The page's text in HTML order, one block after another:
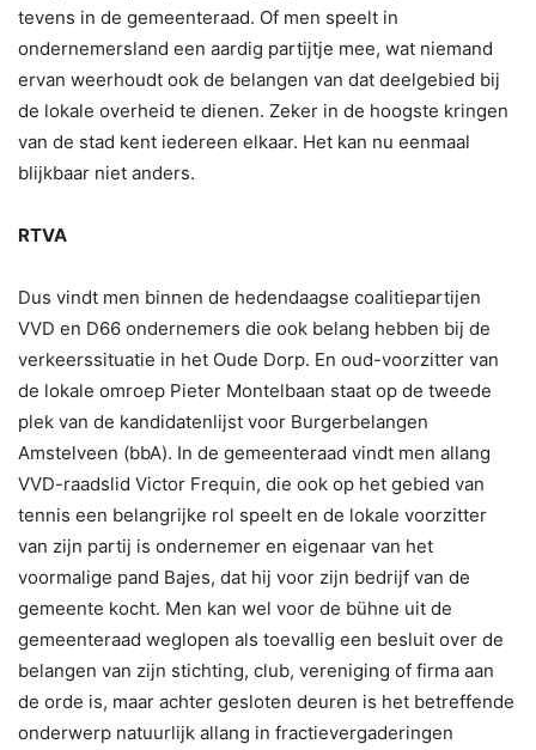
tevens in de gemeenteraad. Of men speelt in
ondernemersland een aardig partijtje mee, wat niemand
ervan weerhoudt ook de belangen van dat deelgebied bij
de lokale overheid te dienen. Zeker in de hoogste kringen
van de stad kent iedereen elkaar. Het kan nu eenmaal
blijkbaar niet anders.
RTVA
Dus vindt men binnen de hedendaagse coalitiepartijen
VVD en D66 ondernemers die ook belang hebben bij de
verkeerssituatie in het Oude Dorp. En oud-voorzitter van
de lokale omroep Pieter Montelbaan staat op de tweede
plek van de kandidatenlijst voor Burgerbelangen
Amstelveen (bbA). In de gemeenteraad vindt men allang
VVD-raadslid Victor Frequin, die ook op het gebied van
tennis een belangrijke rol speelt en de lokale voorzitter
van zijn partij is ondernemer en eigenaar van het
voormalige pand Bajes, dat hij voor zijn bedrijf van de
gemeente kocht. Men kan wel voor de bühne uit de
gemeenteraad weglopen als toevallig een besluit over de
belangen van zijn stichting, club, vereniging of firma aan
de orde is, maar achter gesloten deuren is het betreffende
onderwerp natuurlijk allang in fractievergaderingen